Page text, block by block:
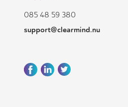
085 48 59 380
support@clearmind.nu